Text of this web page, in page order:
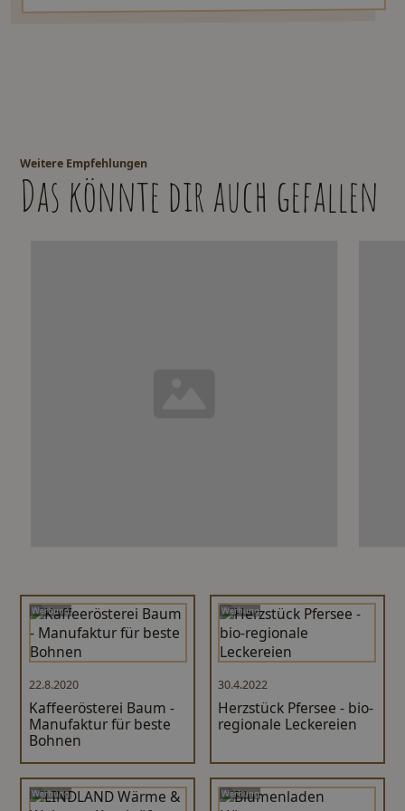
Weitere Empfehlungen
Das könnte dir auch gefallen
Werbung
22.8.2020
Kaffeerösterei Baum -
Manufaktur für beste
Bohnen
Werbung
30.4.2022
Herzstück Pfersee - bio-
regionale Leckereien
Werbung Werbung